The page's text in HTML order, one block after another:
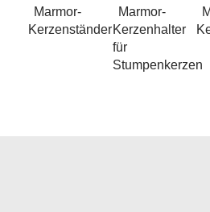
Marmor-
Kerzenständer
Marmor-
Kerzenhalter
für
Stumpenkerzen